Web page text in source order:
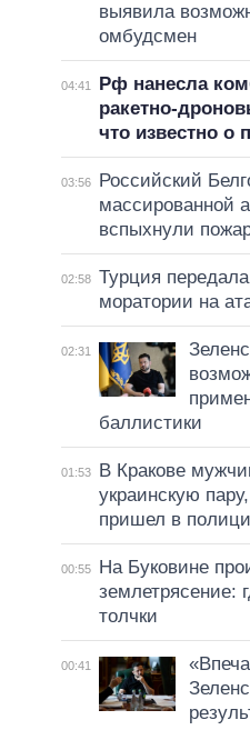
выявила
омбудсмен
04:41
Рф нанесла
ракетно-
что известно о
03:56
Российский
массированной
вспыхнули
02:58 Турция
моратории на
02:31
баллистики
01:53
В Кракове
украинскую
пришел в
00:55
На Буковине
землетрясение:
толчки
00:41